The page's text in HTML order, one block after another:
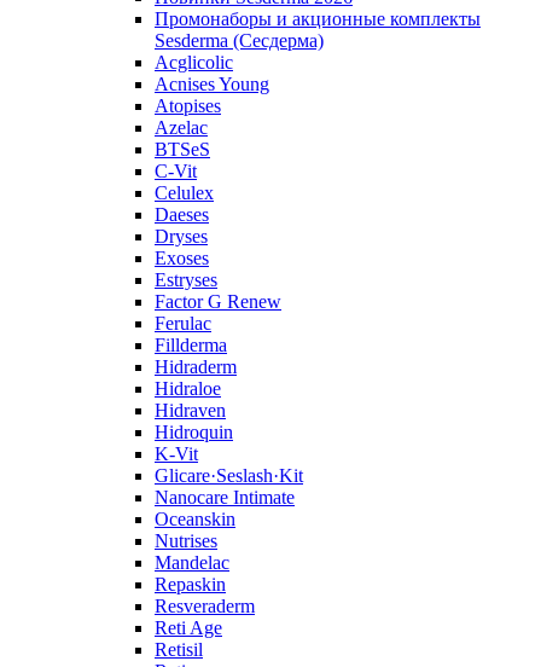
Промонаборы и акционные комплекты
Sesderma (Сесдерма)
Acglicolic
Acnises Young
Atopises
Azelac
BTSeS
C‑Vit
Celulex
Daeses
Dryses
Exoses
Estryses
Factor G Renew
Ferulac
Fillderma
Hidraderm
Hidraloe
Hidraven
Hidroquin
K-Vit
Glicare·Seslash·Kit
Nanocare Intimate
Oceanskin
Nutrises
Mandelac
Repaskin
Resveraderm
Reti Age
Retisil